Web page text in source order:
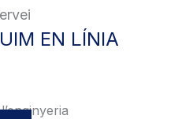
EN LÍNIA